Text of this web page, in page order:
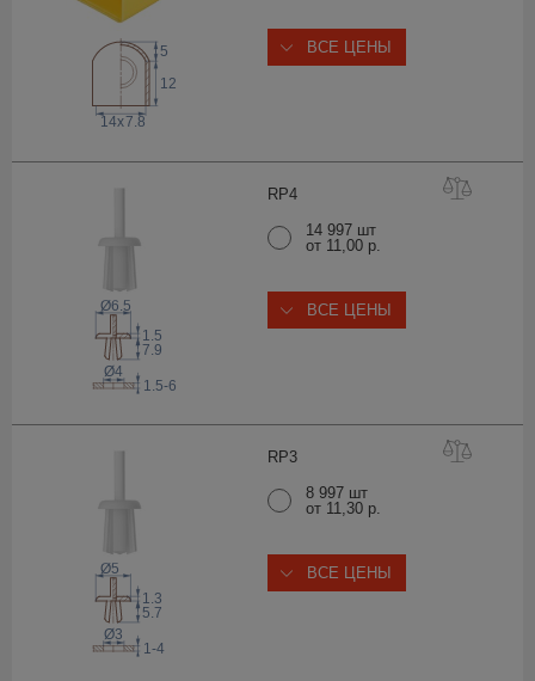
12
5
14x7.8
ВСЕ ЦЕНЫ
RP4
1.5
7.9
Ø6.5
Ø4
1.5-6
14 997 шт
от 11,00 р.
ВСЕ ЦЕНЫ
RP3
1.3
5.7
Ø5
Ø3
1-4
8 997 шт
от 11,30 р.
ВСЕ ЦЕНЫ